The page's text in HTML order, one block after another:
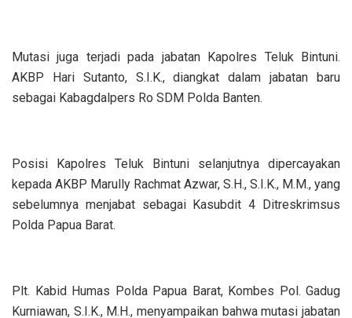
‎Mutasi juga terjadi pada jabatan Kapolres Teluk Bintuni.
AKBP Hari Sutanto, S.I.K., diangkat dalam jabatan baru
sebagai Kabagdalpers Ro SDM Polda Banten.
‎Posisi Kapolres Teluk Bintuni selanjutnya dipercayakan
kepada AKBP Marully Rachmat Azwar, S.H., S.I.K., M.M., yang
sebelumnya menjabat sebagai Kasubdit 4 Ditreskrimsus
Polda Papua Barat.
‎Plt. Kabid Humas Polda Papua Barat, Kombes Pol. Gadug
Kurniawan, S.I.K., M.H., menyampaikan bahwa mutasi jabatan